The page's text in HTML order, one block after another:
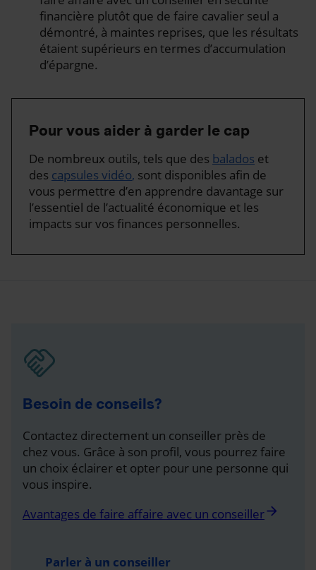
financière plutôt que de faire cavalier seul a
démontré, à maintes reprises, que les résultats
étaient supérieurs en termes d’accumulation
d’épargne.
Pour vous aider à garder le cap
De nombreux outils, tels que des balados et
des capsules vidéo, sont disponibles afin de
vous permettre d’en apprendre davantage sur
l’essentiel de l’actualité économique et les
impacts sur vos finances personnelles.
Besoin de conseils?
Contactez directement un conseiller près de
chez vous. Grâce à son profil, vous pourrez faire
un choix éclairer et opter pour une personne qui
vous inspire.
Avantages de faire affaire avec un conseillerarrow_forward
Parler à un conseiller